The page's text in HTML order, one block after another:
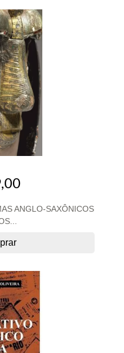
ANGLO-SAXÔNICOS